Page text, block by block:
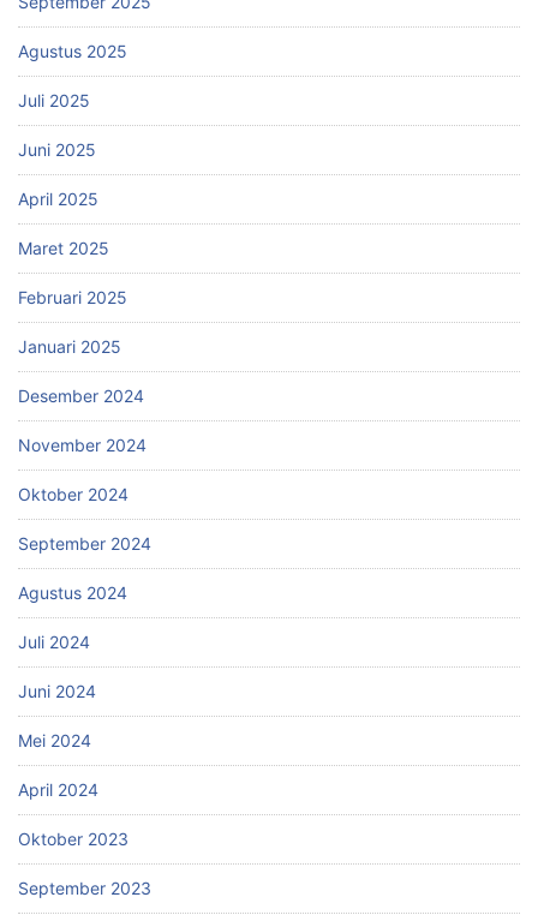
Agustus 2025
Juli 2025
Juni 2025
April 2025
Maret 2025
Februari 2025
Januari 2025
Desember 2024
November 2024
Oktober 2024
September 2024
Agustus 2024
Juli 2024
Juni 2024
Mei 2024
April 2024
Oktober 2023
September 2023